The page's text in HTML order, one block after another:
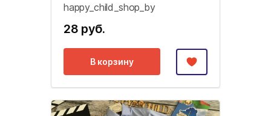
happy_child_shop_by
28 руб.
В корзину